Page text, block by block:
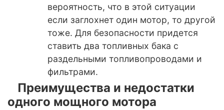
вероятность, что в этой ситуации
если заглохнет один мотор, то другой
тоже. Для безопасности придется
ставить два топливных бака с
раздельными топливопроводами и
фильтрами.
Преимущества и недостатки
одного мощного мотора